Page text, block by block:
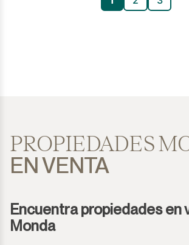
PROPIEDADES
EN VENTA
Encuentra propiedades en
Monda